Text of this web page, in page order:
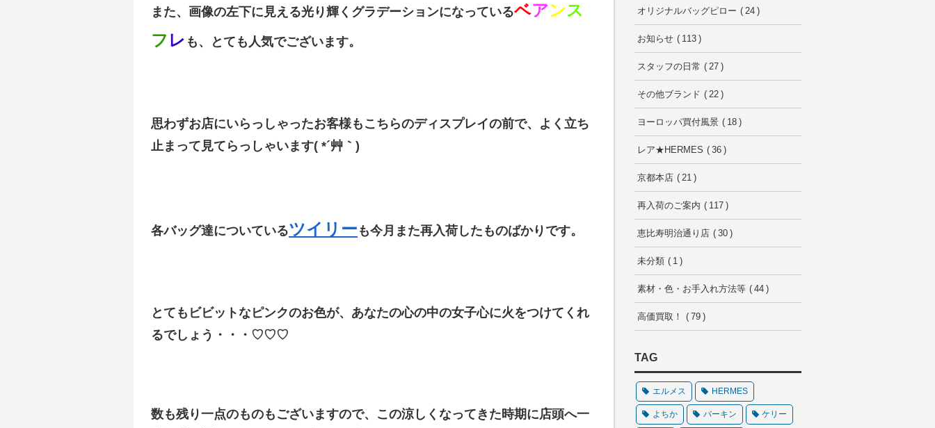
また、画像の左下に見える光り輝くグラデーションになっているベアンス
フ レ も、とても人気でございます。
思わずお店にいらっしゃったお客様もこちらのディスプレイの前で、よく立ち
止まって見てらっしゃいます( *´艸｀)
各バッグ達についているツイリー も今月また再入荷したものばかりです。
とてもビビットなピンクのお色が、あなたの心の中の女子心に火をつけてくれ
るでしょう・・・♡♡♡
数も残り一点のものもございますので、この涼しくなってきた時期に店頭へ一
オリジナルバッグピロー 24
お知らせ 113
スタッフの日常 27
その他ブランド 22
ヨーロッパ買付風景 18
レア★HERMES 36
京都本店 21
再入荷のご案内 117
恵比寿明治通り店 30
未分類 1
素材・色・お手入れ方法等 44
高価買取！ 79
TAG
エルメス HERMES
よちか バーキン ケリー